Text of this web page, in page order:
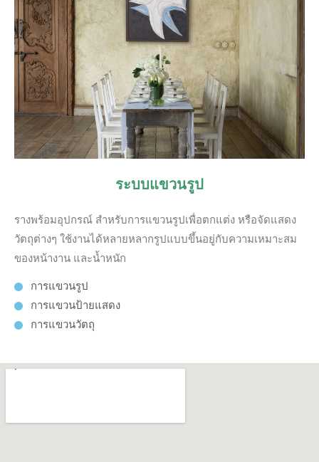
ระบบแขวนรูป
รางพร้อมอุปกรณ์ สำหรับการแขวนรูปเพื่อตกแต่ง หรือจัดแสดง
วัตถุต่างๆ ใช้งานได้หลายหลากรูปแบบขึ้นอยู่กับความเหมาะสม
ของหน้างาน และน้ำหนัก
การแขวนรูป
การแขวนป้ายแสดง
การแขวนวัตถุ